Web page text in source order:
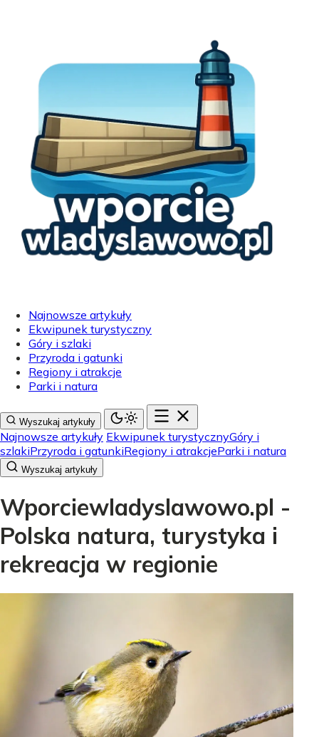
Najnowsze artykuły
Ekwipunek turystyczny
Góry i szlaki
Przyroda i gatunki
Regiony i atrakcje
Parki i natura
Wyszukaj artykuły
Najnowsze artykuły Ekwipunek turystycznyGóry i
szlakiPrzyroda i gatunkiRegiony i atrakcjeParki i natura
Wyszukaj artykuły
Wporciewladyslawowo.pl -
Polska natura, turystyka i
rekreacja w regionie